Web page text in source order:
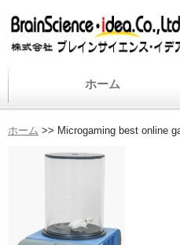
ホーム
ホーム >> Microgaming best online